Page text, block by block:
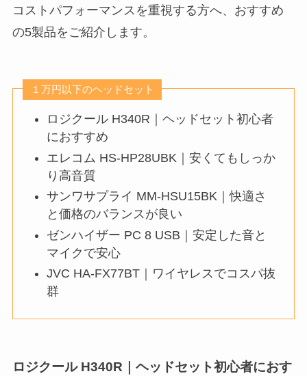
コストパフォーマンスを重視する方へ、おすすめ
の5製品をご紹介します。
１万円以下のヘッドセット
ロジクール H340R｜ヘッドセット初心者
におすすめ
エレコム HS-HP28UBK｜安くてもしっか
り高音質
サンワサプライ MM-HSU15BK｜快適さ
と価格のバランスが良い
ゼンハイザー PC 8 USB｜安定した音と
マイクで安心
JVC HA-FX77BT｜ワイヤレスでコスパ抜
群
ロジクール H340R｜ヘッドセット初心者におす